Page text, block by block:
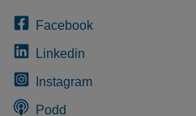
Facebook
Linkedin
Instagram
Podd